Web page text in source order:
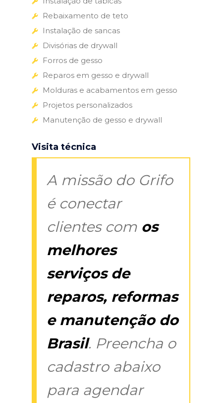
Rebaixamento de teto
Instalação de sancas
Divisórias de drywall
Forros de gesso
Reparos em gesso e drywall
Molduras e acabamentos em gesso
Projetos personalizados
Manutenção de gesso e drywall
Visita técnica
A missão do Grifo
é conectar
clientes com os
melhores
serviços de
reparos, reformas
e manutenção do
Brasil. Preencha o
cadastro abaixo
para agendar